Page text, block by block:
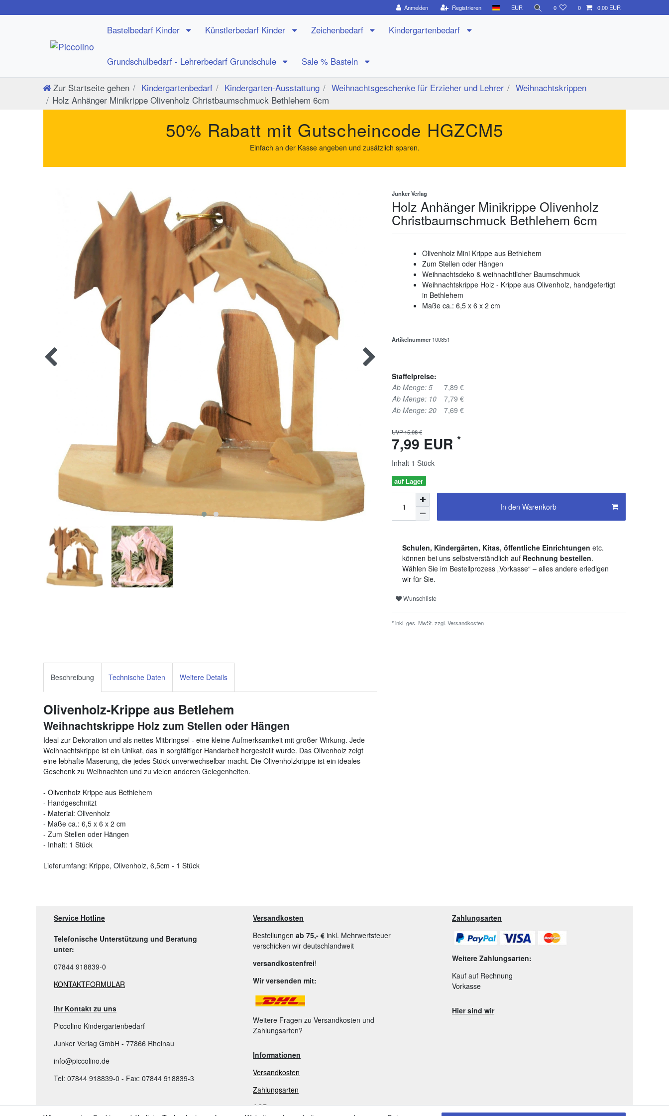
Anmelden Registrieren EUR 0 0 0,00 EUR
Bastelbedarf Kinder Künstlerbedarf Kinder Zeichenbedarf Kindergartenbedarf
Grundschulbedarf - Lehrerbedarf Grundschule Sale % Basteln
Zur Startseite gehen Kindergartenbedarf Kindergarten-Ausstattung Weihnachtsgeschenke für Erzieher und Lehrer
Weihnachtskrippen
Holz Anhänger Minikrippe Olivenholz Christbaumschmuck Bethlehem 6cm
50% Rabatt mit Gutscheincode HGZCM5
Einfach an der Kasse angeben und zusätzlich sparen.
Junker Verlag
Holz Anhänger Minikrippe Olivenholz
Christbaumschmuck Bethlehem 6cm
Olivenholz Mini Krippe aus Bethlehem
Zum Stellen oder Hängen
Weihnachtsdeko & weihnachtlicher Baumschmuck
Weihnachtskrippe Holz - Krippe aus Olivenholz, handgefertigt
in Bethlehem
Maße ca.: 6,5 x 6 x 2 cm
Artikelnummer 100851
Staffelpreise:
Ab Menge: 5
7,89 €
Ab Menge: 10
7,79 €
Ab Menge: 20
7,69 €
UVP 15,98 €
7,99 EUR *
Inhalt 1 Stück
auf Lager
In den Warenkorb
Schulen, Kindergärten, Kitas, öffentliche Einrichtungen etc.
können bei uns selbstverständlich auf Rechnung bestellen.
Wählen Sie im Bestellprozess „Vorkasse“ – alles andere erledigen
wir für Sie.
Wunschliste
* inkl. ges. MwSt. zzgl. Versandkosten
Beschreibung Technische Daten Weitere Details
Olivenholz-Krippe aus Betlehem
Weihnachtskrippe Holz zum Stellen oder Hängen
Ideal zur Dekoration und als nettes Mitbringsel - eine kleine Aufmerksamkeit mit großer Wirkung. Jede
Weihnachtskrippe ist ein Unikat, das in sorgfältiger Handarbeit hergestellt wurde. Das Olivenholz zeigt
eine lebhafte Maserung, die jedes Stück unverwechselbar macht. Die Olivenholzkrippe ist ein ideales
Geschenk zu Weihnachten und zu vielen anderen Gelegenheiten.
- Olivenholz Krippe aus Bethlehem
- Handgeschnitzt
- Material: Olivenholz
- Maße ca.: 6,5 x 6 x 2 cm
- Zum Stellen oder Hängen
- Inhalt: 1 Stück
Lieferumfang: Krippe, Olivenholz, 6,5cm - 1 Stück
Service Hotline
Telefonische Unterstützung und Beratung
unter:
07844 918839-0
KONTAKTFORMULAR
Ihr Kontakt zu uns
Piccolino Kindergartenbedarf
Junker Verlag GmbH - 77866 Rheinau
info@piccolino.de
Tel: 07844 918839-0 - Fax: 07844 918839-3
TOP KATEGORIEN:
Versandkosten
Bestellungen ab 75,- € inkl. Mehrwertsteuer
verschicken wir deutschlandweit
versandkostenfrei!
Wir versenden mit:
Weitere Fragen zu Versandkosten und
Zahlungsarten?
Informationen
Versandkosten
Zahlungsarten
AGB
Zahlungsarten
Weitere Zahlungsarten:
Kauf auf Rechnung
Vorkasse
Hier sind wir